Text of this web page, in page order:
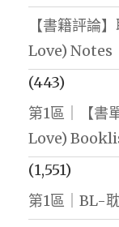
【書籍評論
Love) Notes
(443)
第1區｜【書
Love)
(1,551)
第1區｜BL-